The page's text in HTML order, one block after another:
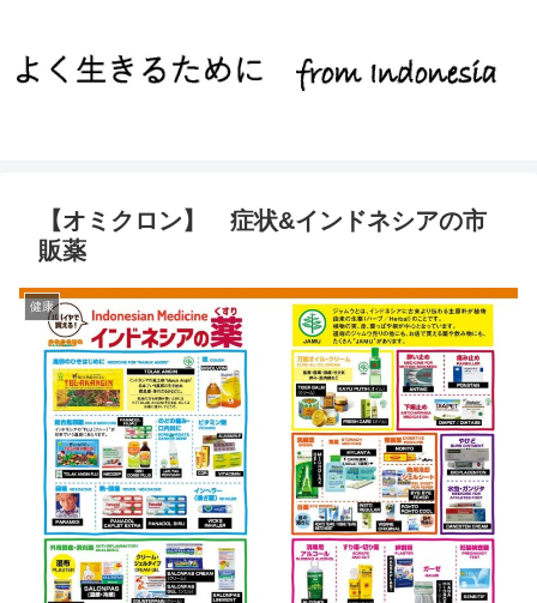
【オミクロン】 症状&インドネシアの市
販薬
健康